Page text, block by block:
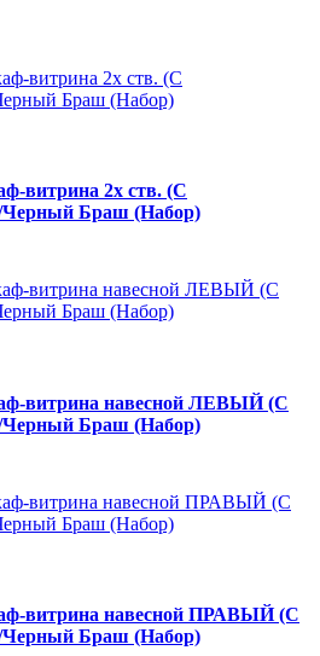
витрина 2х ств. (С
Браш (Набор)
витрина навесной ЛЕВЫЙ (С
Браш (Набор)
витрина навесной ПРАВЫЙ (С
Браш (Набор)